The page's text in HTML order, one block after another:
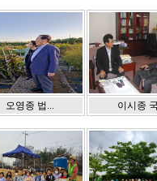
오영종 법... 이시종